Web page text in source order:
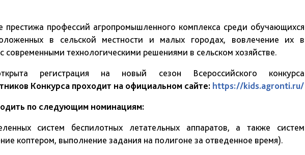
престижа профессий агропромышленного комплекса среди обучающихся
в сельской местности и малых городах, вовлечение их в
современными технологическими решениями в сельском хозяйстве.
регистрация на новый сезон Всероссийского конкурса
Конкурса проходит на официальном сайте: https://kids.agronti.ru/
по следующим номинациям:
систем беспилотных летательных аппаратов, а также систем
коптером, выполнение задания на полигоне за отведенное время).